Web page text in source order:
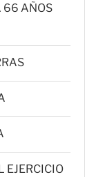
66 AÑOS
EJERCICIO